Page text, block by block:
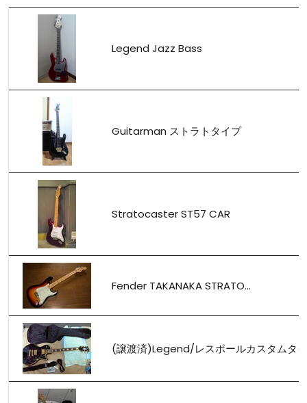
Legend Jazz Bass
Guitarman ストラトタイプ
Stratocaster ST57 CAR
Fender TAKANAKA STRATO...
(譲渡済)Legend/レスポールカスタムタ